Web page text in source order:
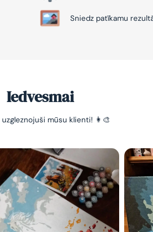
Sniedz patīkamu
Iedvesmai
uzgleznojuši mūsu klienti! 👩‍🎨
-10%
Vienkāršs veids, kā
nomierināt